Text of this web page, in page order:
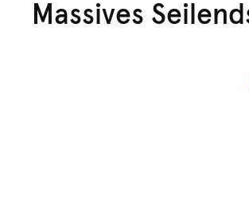
Massives